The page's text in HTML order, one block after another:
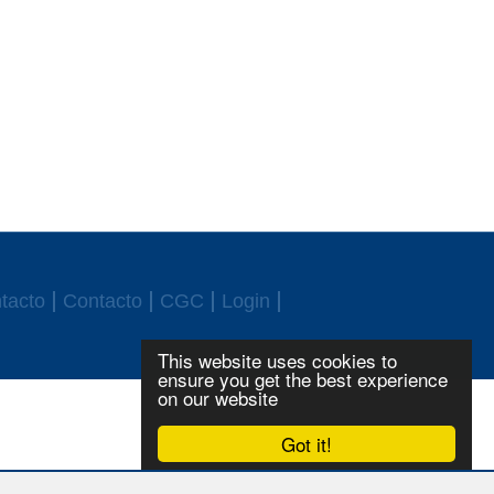
Got it!
This website uses cookies to
ensure you get the best experience
on our website
Contacto CGC Login